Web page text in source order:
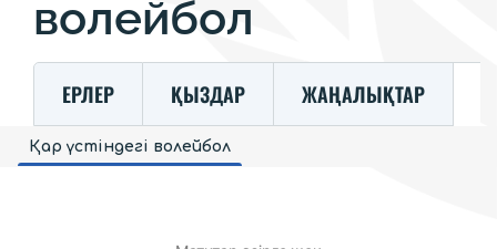
волейбол
ЕРЛЕР ҚЫЗДАР ЖАҢАЛЫҚТАР
Қар үстіндегі волейбол